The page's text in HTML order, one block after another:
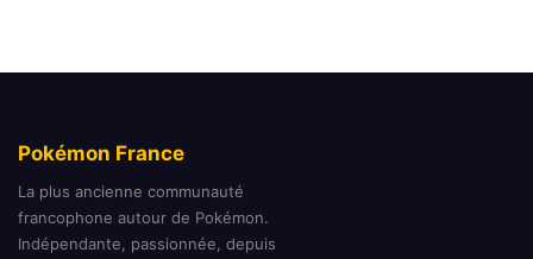
Pokémon France
La plus ancienne communauté
francophone autour de Pokémon.
Indépendante, passionnée, depuis